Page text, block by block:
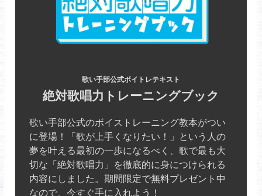
歌い手部公式ボイトレテキスト
絶対歌唱力トレーニングブック
歌い手部公式のボイストレーニング教本がつい
に登場！「歌が上手くなりたい！」という人の
夢を叶える最初の一歩になるべく、歌で最も大
切な「絶対歌唱力」を徹底的に身につけられる
内容にしました。期間限定で無料プレゼント中
なので、今すぐ手に入れよう！